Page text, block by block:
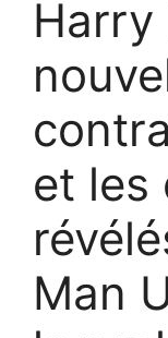
Harry
et les
Man